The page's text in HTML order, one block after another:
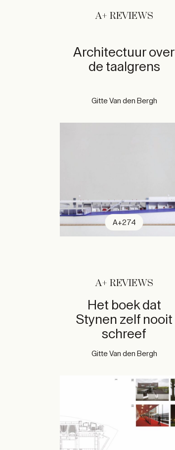
A+ REVIEWS
Architectuur over
de taalgrens
Gitte Van den Bergh
A+274
A+ REVIEWS
Het boek dat
Stynen zelf nooit
schreef
Gitte Van den Bergh